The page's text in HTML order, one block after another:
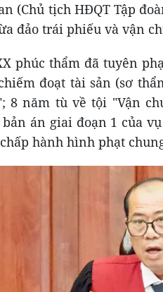
(Chủ tịch HĐQT Tập
đảo trái phiếu và vận
phúc thẩm đã tuyên
đoạt tài sản (sơ
8 năm tù về tội "Vận
án giai đoạn 1 của
hành hình phạt